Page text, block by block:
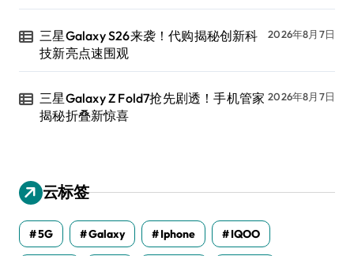
三星Galaxy S26来袭！代购揭秘创新科
技新亮点速围观
2026年8月7日
三星Galaxy Z Fold7抢先剧透！手机管家
揭秘折叠新惊喜
2026年8月7日
云标签
5G Galaxy Iphone IQOO